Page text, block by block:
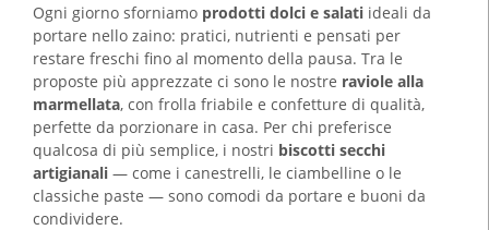
Ogni giorno sforniamo prodotti dolci e salati ideali da
portare nello zaino: pratici, nutrienti e pensati per
restare freschi fino al momento della pausa. Tra le
proposte più apprezzate ci sono le nostre raviole alla
marmellata, con frolla friabile e confetture di qualità,
perfette da porzionare in casa. Per chi preferisce
qualcosa di più semplice, i nostri biscotti secchi
artigianali — come i canestrelli, le ciambelline o le
classiche paste — sono comodi da portare e buoni da
condividere.